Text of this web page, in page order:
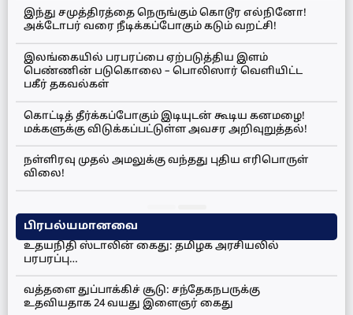
இந்து சமுத்திரத்தை நெருங்கும் கொடூர எல்நினோ!
அக்டோபர் வரை நீடிக்கப்போகும் கடும் வறட்சி!
இலங்கையில் பரபரப்பை ஏற்படுத்திய இளம்
பெண்ணின் படுகொலை – பொலிஸார் வெளியிட்ட
பகீர் தகவல்கள்
கொட்டித் தீர்க்கப்போகும் இடியுடன் கூடிய கனமழை!
மக்களுக்கு விடுக்கப்பட்டுள்ள அவசர அறிவுறுத்தல்!
நள்ளிரவு முதல் அமலுக்கு வந்தது புதிய எரிபொருள்
விலை!
பிரபல்யமானவை
உதயநிதி ஸ்டாலின் கைது: தமிழக அரசியலில்
பரபரப்பு…
வத்தளை துப்பாக்கிச் சூடு: சந்தேகநபருக்கு
உதவியதாக 24 வயது இளைஞர் கைது